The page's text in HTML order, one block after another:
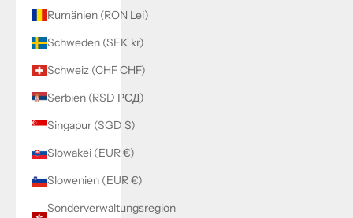
Rumänien (RON Lei)
Schweden (SEK kr)
Schweiz (CHF CHF)
Serbien (RSD РСД)
Singapur (SGD $)
Slowakei (EUR €)
Slowenien (EUR €)
Sonderverwaltungsregion